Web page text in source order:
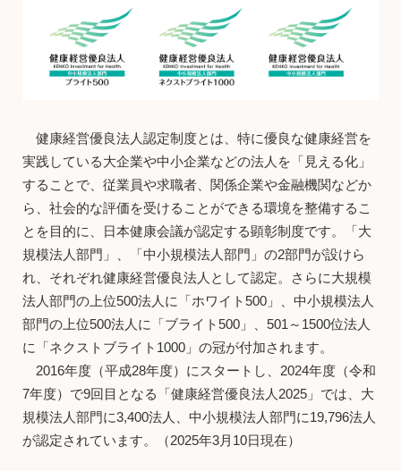
健康経営優良法人認定制度とは、特に優良な健康経営を
実践している大企業や中小企業などの法人を「見える化」
することで、従業員や求職者、関係企業や金融機関などか
ら、社会的な評価を受けることができる環境を整備するこ
とを目的に、日本健康会議が認定する顕彰制度です。「大
規模法人部門」、「中小規模法人部門」の2部門が設けら
れ、それぞれ健康経営優良法人として認定。さらに大規模
法人部門の上位500法人に「ホワイト500」、中小規模法人
部門の上位500法人に「ブライト500」、501～1500位法人
に「ネクストブライト1000」の冠が付加されます。
2016年度（平成28年度）にスタートし、2024年度（令和
7年度）で9回目となる「健康経営優良法人2025」では、大
規模法人部門に3,400法人、中小規模法人部門に19,796法人
が認定されています。（2025年3月10日現在）